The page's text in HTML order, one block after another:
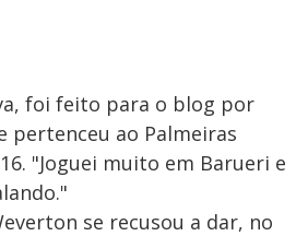
foi feito para o blog por
pertenceu ao Palmeiras
"Joguei muito em Barueri e
se recusou a dar, no